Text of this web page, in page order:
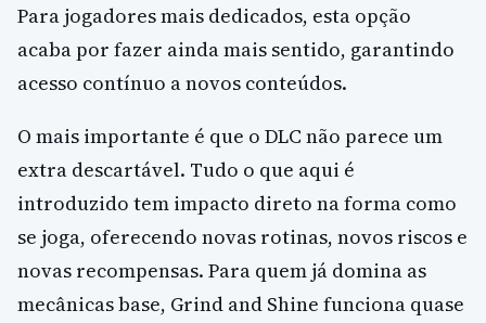
Para jogadores mais dedicados, esta opção
acaba por fazer ainda mais sentido, garantindo
acesso contínuo a novos conteúdos.
O mais importante é que o DLC não parece um
extra descartável. Tudo o que aqui é
introduzido tem impacto direto na forma como
se joga, oferecendo novas rotinas, novos riscos e
novas recompensas. Para quem já domina as
mecânicas base, Grind and Shine funciona quase